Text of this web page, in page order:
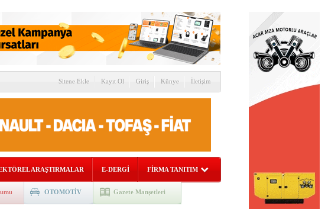
Sitene Ekle Kayıt Ol Giriş Künye İletişim
ARAŞTIRMALAR E-DERGİ FİRMA TANITIM
OTOMOTİV Gazete Manşetleri